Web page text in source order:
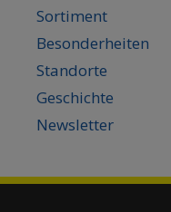
Sortiment
Besonderheiten
Standorte
Geschichte
Newsletter